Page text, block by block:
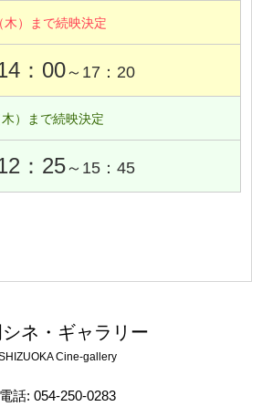
（木）まで続映決定
：00～17：20
木）まで続映決定
：25～15：45
ネ・ギャラリー
Cine-gallery
電話: 054-250-0283